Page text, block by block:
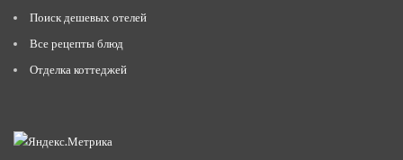
Поиск дешевых отелей
Все рецепты блюд
Отделка коттеджей